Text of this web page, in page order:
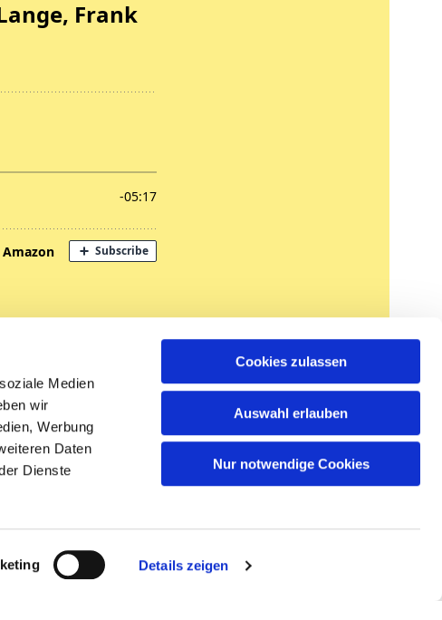
Medien
wir
Werbung
Daten
Dienste
Details zeigen
Cookies zulassen
Auswahl erlauben
Nur notwendige Cookies
Mitglied werden